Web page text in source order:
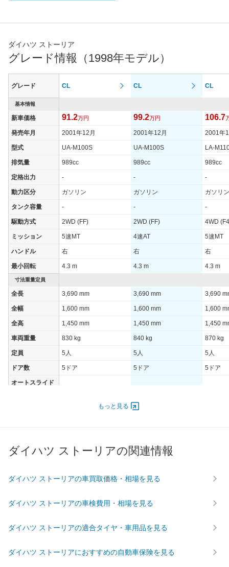
ダイハツ ストーリア
グレード情報（1998年モデル）
グレード CL CL CL
基本情報
新車価格 91.2万円 99.2万円 106.7
発売年月 2001年12月 2001年12月 2001年
型式 UA-M100S UA-M100S LA-
排気量 989cc 989cc 989cc
定格出力 - - -
動力区分 ガソリン ガソリン ガソリン
タンク容量 - - -
駆動方式 2WD (FF) 2WD (FF) 4WD
ミッション 5速MT 4速AT 5速MT
ハンドル 右 右 右
最小回転 4.3 m 4.3 m 4.3 m
寸法重量定員
全長 3,690 mm 3,690 mm 3,690
全幅 1,600 mm 1,600 mm 1,600
全高 1,450 mm 1,450 mm 1,450
車両重量 830 kg 840 kg 870 kg
定員 5人 5人 5人
ドア数 5ドア 5ドア 5ドア
オートスライド
過給機 - -
前輪サイズ 145/80R13 75S 145/80R13 75S 145/
燃費
WLTC/郊外 - -
もっと見る
ダイハツ ストーリアの関連情報
ダイハツ ストーリアの車買取価格・相場を見る
ダイハツ ストーリアの車検費用・相場を見る
ダイハツ ストーリアの適合タイヤ・車用品を見る
ダイハツ ストーリアにおすすめの自動車保険を見る